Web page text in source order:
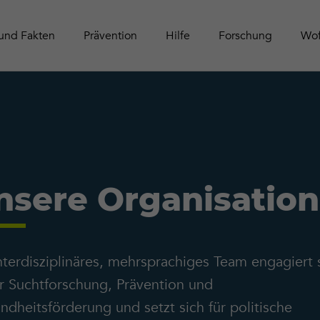
Fakten Online-Aktivitäten
Prävention
Hilfe Forschung
Zeitschrift Contact
Organisation
mehrsprachiges Team engagiert
Suchtforschung, Prävention und
und setzt sich für politische